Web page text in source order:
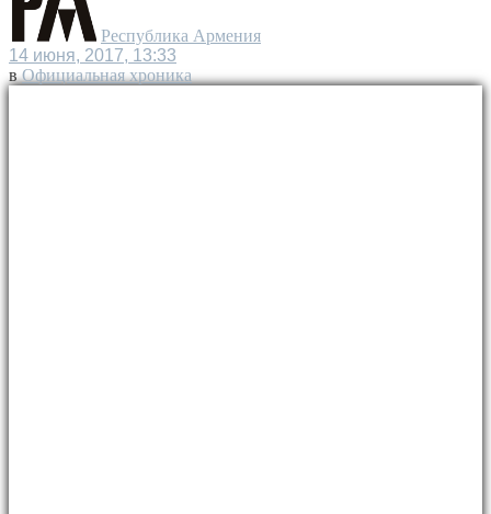
Республика Армения
14 июня, 2017, 13:33
в Официальная хроника